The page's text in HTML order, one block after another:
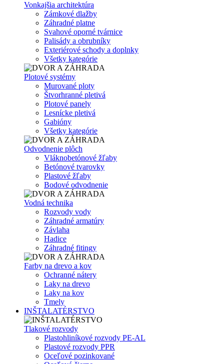
Vonkajšia architektúra
Zámkové dlažby
Záhradné platne
Svahové oporné tvárnice
Palisády a obrubníky
Exteriérové schody a doplnky
Všetky kategórie
Plotové systémy
Murované ploty
Štvorhranné pletivá
Plotové panely
Lesnícke pletivá
Gabióny
Všetky kategórie
Odvodnenie plôch
Vláknobetónové žľaby
Betónové tvarovky
Plastové žľaby
Bodové odvodnenie
Vodná technika
Rozvody vody
Záhradné armatúry
Závlaha
Hadice
Záhradné fitingy
Farby na drevo a kov
Ochranné nátery
Laky na drevo
Laky na kov
Tmely
INŠTALATÉRSTVO
Tlakové rozvody
Plastohliníkové rozvody PE-AL
Plastové rozvody PPR
Oceľové pozinkované